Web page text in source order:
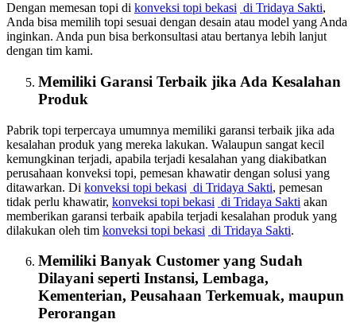
Dengan memesan topi di konveksi topi bekasi di Tridaya Sakti,
Anda bisa memilih topi sesuai dengan desain atau model yang Anda
inginkan. Anda pun bisa berkonsultasi atau bertanya lebih lanjut
dengan tim kami.
Memiliki Garansi Terbaik jika Ada Kesalahan
Produk
Pabrik topi terpercaya umumnya memiliki garansi terbaik jika ada
kesalahan produk yang mereka lakukan. Walaupun sangat kecil
kemungkinan terjadi, apabila terjadi kesalahan yang diakibatkan
perusahaan konveksi topi, pemesan khawatir dengan solusi yang
ditawarkan. Di konveksi topi bekasi di Tridaya Sakti, pemesan
tidak perlu khawatir, konveksi topi bekasi di Tridaya Sakti akan
memberikan garansi terbaik apabila terjadi kesalahan produk yang
dilakukan oleh tim konveksi topi bekasi di Tridaya Sakti.
Memiliki Banyak Customer yang Sudah
Dilayani seperti Instansi, Lembaga,
Kementerian, Peusahaan Terkemuak, maupun
Perorangan